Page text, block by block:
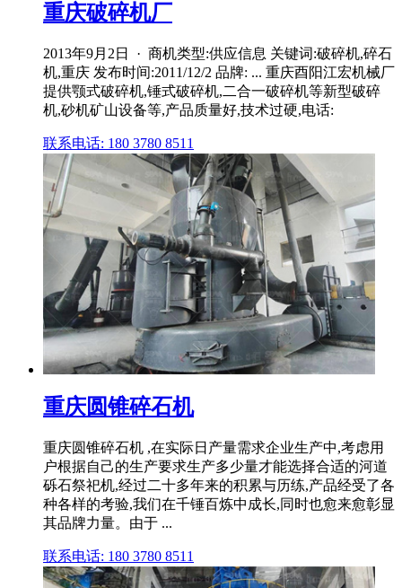
重庆破碎机厂
2013年9月2日 · 商机类型:供应信息 关键词:破碎机,碎石
机,重庆 发布时间:2011/12/2 品牌: ... 重庆酉阳江宏机械厂
提供颚式破碎机,锤式破碎机,二合一破碎机等新型破碎
机,砂机矿山设备等,产品质量好,技术过硬,电话:
联系电话: 180 3780 8511
重庆圆锥碎石机
重庆圆锥碎石机 ,在实际日产量需求企业生产中,考虑用
户根据自己的生产要求生产多少量才能选择合适的河道
砾石祭祀机,经过二十多年来的积累与历练,产品经受了各
种各样的考验,我们在千锤百炼中成长,同时也愈来愈彰显
其品牌力量。由于 ...
联系电话: 180 3780 8511